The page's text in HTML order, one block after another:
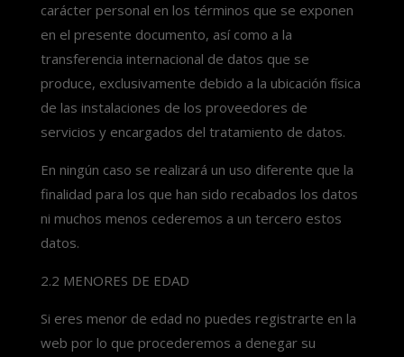
carácter personal en los términos que se exponen
en el presente documento, así como a la
transferencia internacional de datos que se
produce, exclusivamente debido a la ubicación física
de las instalaciones de los proveedores de
servicios y encargados del tratamiento de datos.
En ningún caso se realizará un uso diferente que la
finalidad para los que han sido recabados los datos
ni muchos menos cederemos a un tercero estos
datos.
2.2 MENORES DE EDAD
Si eres menor de edad no puedes registrarte en la
web por lo que procederemos a denegar su